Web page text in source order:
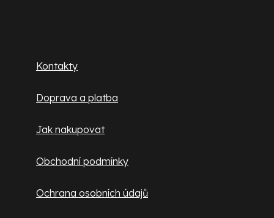
Kontakty
Doprava a platba
Jak nakupovat
Obchodní podmínky
Ochrana osobních údajů